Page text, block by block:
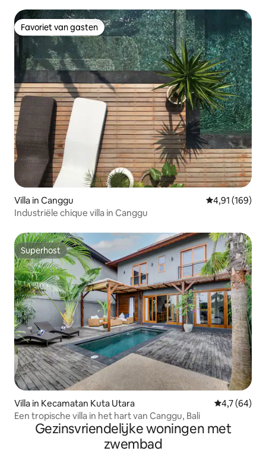
Favoriet van gasten
Favoriet van gasten
Villa in Canggu Gemiddelde
4,91 (169)
Industriële chique villa in Canggu
Superhost
Superhost
Villa in Kecamatan Kuta Utara
4,7 (64)
Een tropische villa in het hart van Canggu, Bali
Gezinsvriendelijke woningen met
zwembad